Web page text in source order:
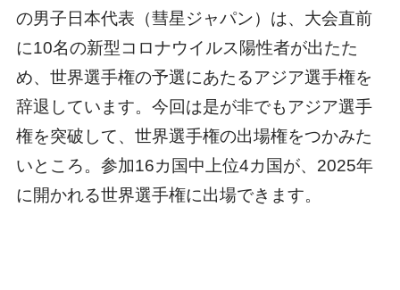
の男子日本代表（彗星ジャパン）は、大会直前
に10名の新型コロナウイルス陽性者が出たた
め、世界選手権の予選にあたるアジア選手権を
辞退しています。今回は是が非でもアジア選手
権を突破して、世界選手権の出場権をつかみた
いところ。参加16カ国中上位4カ国が、2025年
に開かれる世界選手権に出場できます。